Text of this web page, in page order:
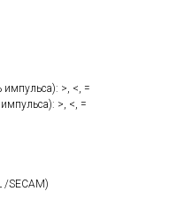
импульса): >, <, =
>, <, =
/SECAM)